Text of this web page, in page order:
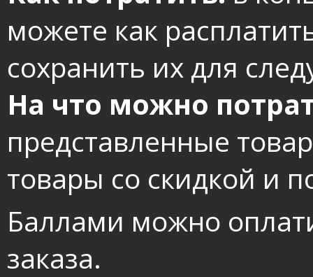
можете как
сохранить их для
На что можно
представленные
товары со скидкой и
Баллами можно
заказа.